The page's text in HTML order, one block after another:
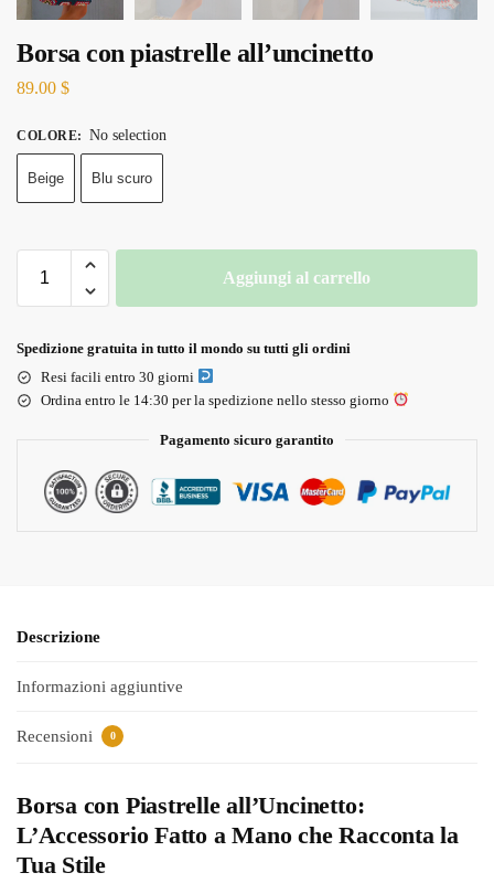
Borsa con piastrelle all’uncinetto
89.00 $
COLORE: No selection
Beige Blu scuro
Aggiungi al carrello
Spedizione gratuita in tutto il mondo su tutti gli ordini
Resi facili entro 30 giorni
Ordina entro le 14:30 per la spedizione nello stesso giorno
Pagamento sicuro garantito
Descrizione
Informazioni aggiuntive
Recensioni 0
Borsa con Piastrelle all’Uncinetto:
L’Accessorio Fatto a Mano che Racconta la
Tua Stile